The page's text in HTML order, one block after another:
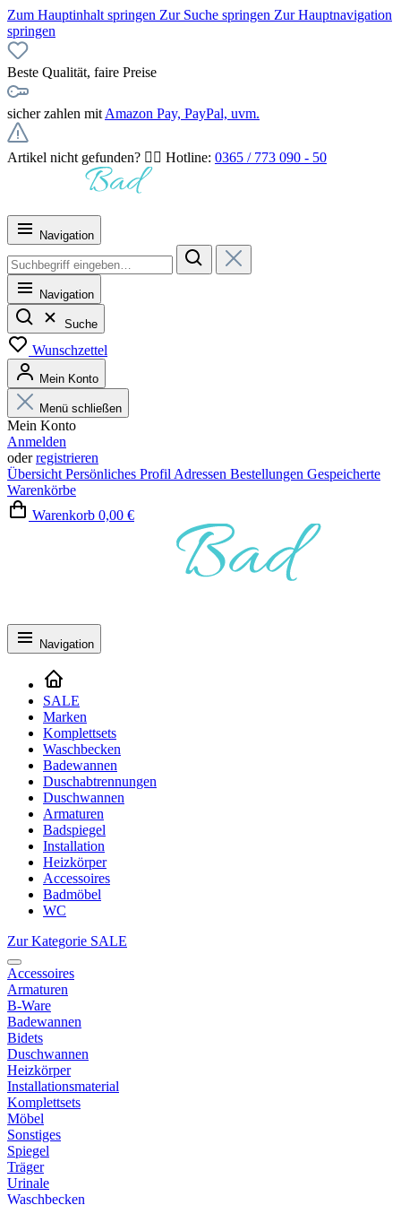
Zum Hauptinhalt springen Zur Suche springen Zur Hauptnavigation
springen
Beste Qualität, faire Preise
sicher zahlen mit Amazon Pay, PayPal, uvm.
Artikel nicht gefunden? 👉🏻 Hotline: 0365 / 773 090 - 50
Navigation
Navigation
Suche
Wunschzettel
Mein Konto
Menü schließen
Mein Konto
Anmelden
oderregistrieren
Übersicht Persönliches Profil Adressen Bestellungen Gespeicherte
Warenkörbe
Warenkorb 0,00 €
Navigation
SALE
Marken
Komplettsets
Waschbecken
Badewannen
Duschabtrennungen
Duschwannen
Armaturen
Badspiegel
Installation
Heizkörper
Accessoires
Badmöbel
WC
Zur Kategorie SALE
Accessoires
Armaturen
B-Ware
Badewannen
Bidets
Duschwannen
Heizkörper
Installationsmaterial
Komplettsets
Möbel
Sonstiges
Spiegel
Träger
Urinale
Waschbecken